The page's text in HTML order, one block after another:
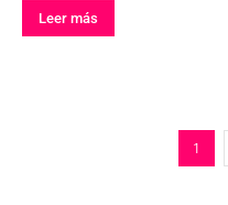
Leer más
1